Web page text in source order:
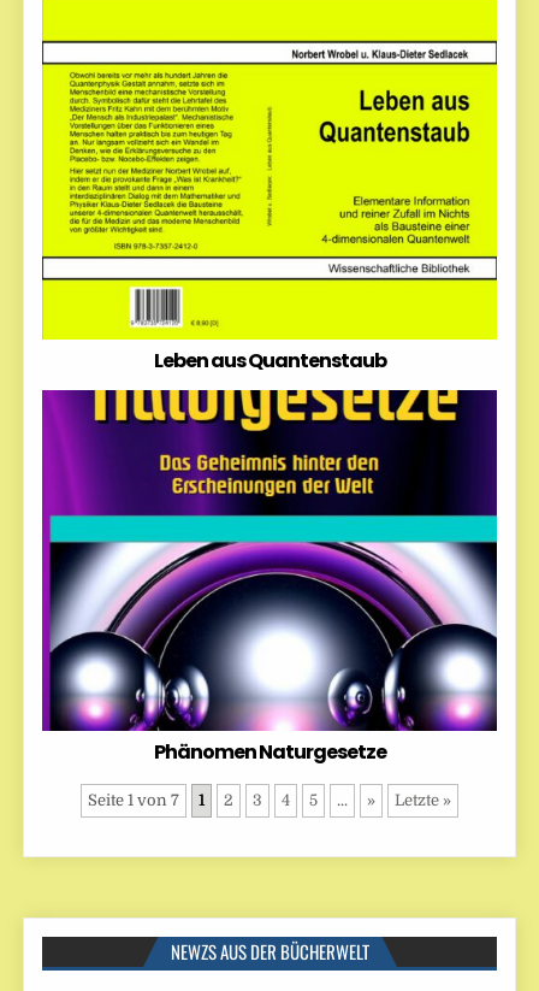
Leben aus Quantenstaub
Phänomen Naturgesetze
Seite 1 von 7 1 2 3 4 5 ... » Letzte »
NEWZS AUS DER BÜCHERWELT